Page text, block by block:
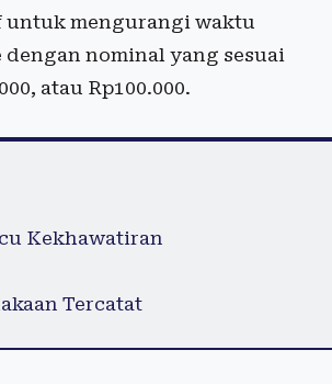
untuk mengurangi waktu
nominal yang sesuai
atau Rp100.000.
Kekhawatiran
Tercatat